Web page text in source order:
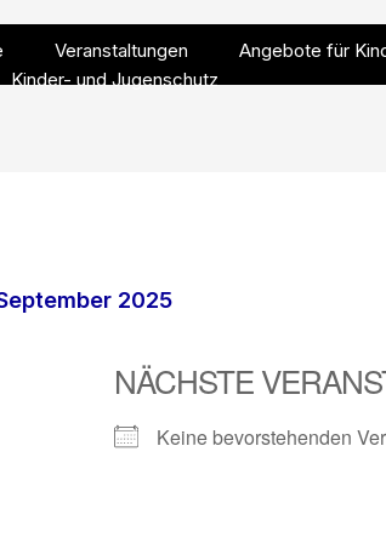
Veranstaltungen
Angebote für
Kinder- und Jugenschutz
2025
NÄCHSTE
Keine bevorstehenden